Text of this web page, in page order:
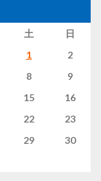
土
日
1
2
8
9
15
16
22
23
29
30